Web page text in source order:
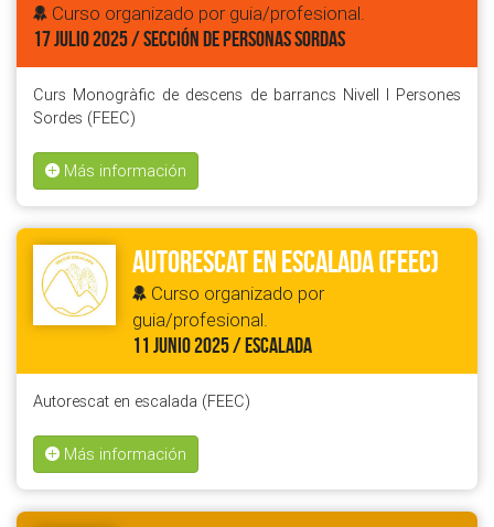
Curso organizado por guia/profesional.
17 JULIO 2025 / SECCIÓN DE PERSONAS SORDAS
Curs Monogràfic de descens de barrancs Nivell I Persones
Sordes (FEEC)
Más información
Autorescat en escalada (FEEC)
Curso organizado por
guia/profesional.
11 JUNIO 2025 / ESCALADA
Autorescat en escalada (FEEC)
Más información